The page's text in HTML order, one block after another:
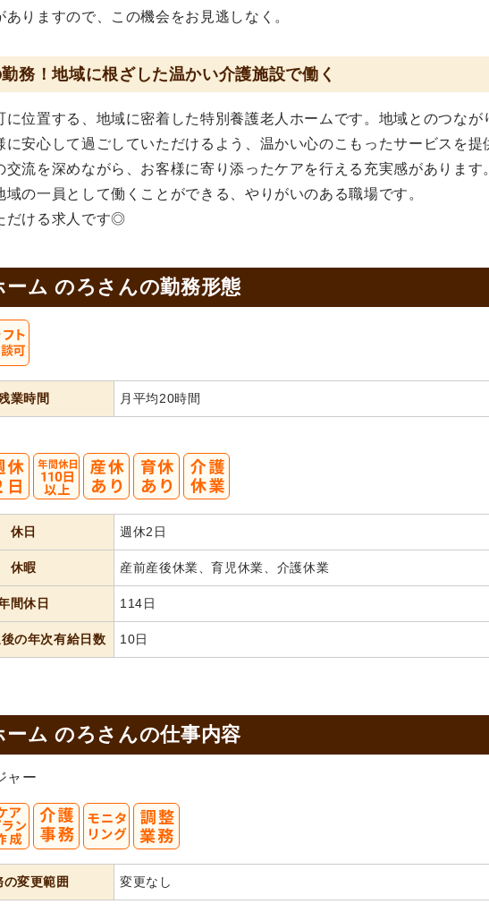
りますので、この機会をお見逃しなく。
務！地域に根ざした温かい介護施設で働く
に位置する、地域に密着した特別養護老人ホームです。地域とのつなが
に安心して過ごしていただけるよう、温かい心のこもったサービスを提
交流を深めながら、お客様に寄り添ったケアを行える充実感があります
の一員として働くことができる、やりがいのある職場です。
だける求人です◎
ーム のろさんの勤務形態
業時間 月平均20時間
休日 週休2日
休暇 産前産後休業、育児休業、介護休業
間休日 114日
後の年次有給日数 10日
ーム のろさんの仕事内容
ャー
の変更範囲 変更なし